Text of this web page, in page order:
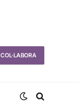
COL·LABORA